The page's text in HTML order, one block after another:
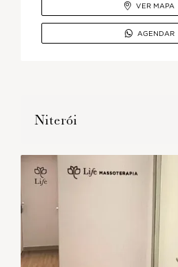
 VER MAPA
 AGENDAR
Niterói